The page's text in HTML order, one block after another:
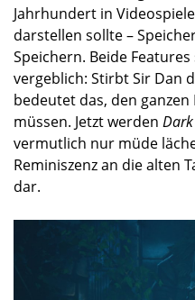
Quelle: https://
us/